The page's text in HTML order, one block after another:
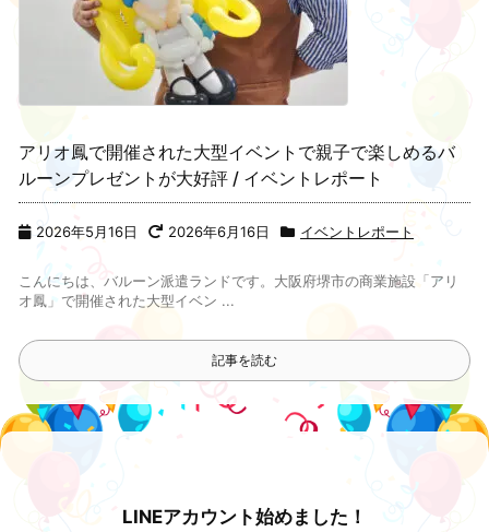
アリオ鳳で開催された大型イベントで親子で楽しめるバ
ルーンプレゼントが大好評 / イベントレポート
2026年5月16日 2026年6月16日 イベントレポート
こんにちは、バルーン派遣ランドです。大阪府堺市の商業施設「アリ
オ鳳」で開催された大型イベン ...
記事を読む
LINEアカウント始めました！